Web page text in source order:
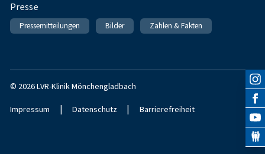
Presse
Pressemitteilungen Bilder Zahlen & Fakten
© 2026 LVR-Klinik Mönchengladbach
Impressum | Datenschutz | Barrierefreiheit